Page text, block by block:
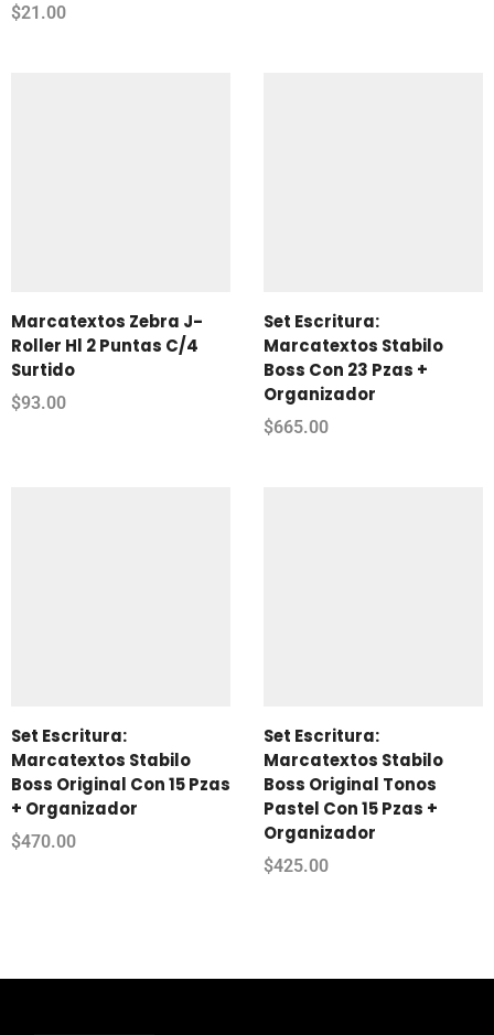
$21.00
Marcatextos Zebra J-
Roller Hl 2 Puntas C/4
Surtido
$93.00
Set Escritura:
Marcatextos Stabilo
Boss Con 23 Pzas +
Organizador
$665.00
Set Escritura:
Marcatextos Stabilo
Boss Original Con 15 Pzas
+ Organizador
$470.00
Set Escritura:
Marcatextos Stabilo
Boss Original Tonos
Pastel Con 15 Pzas +
Organizador
$425.00